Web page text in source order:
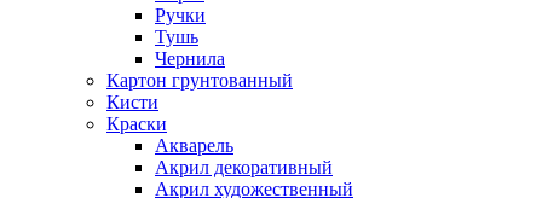
Ручки
Тушь
Чернила
Картон грунтованный
Кисти
Краски
Акварель
Акрил декоративный
Акрил художественный